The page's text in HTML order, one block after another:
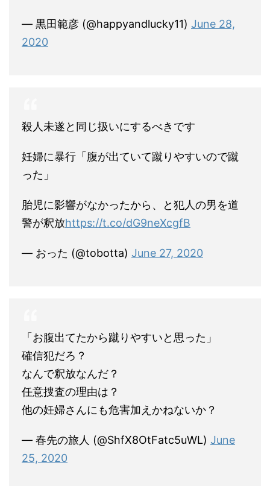
— 黒田範彦 (@happyandlucky11) June 28,
2020
殺人未遂と同じ扱いにするべきです
妊婦に暴行「腹が出ていて蹴りやすいので蹴
った」
胎児に影響がなかったから、と犯人の男を道
警が釈放https://t.co/dG9neXcgfB
— おった (@tobotta) June 27, 2020
「お腹出てたから蹴りやすいと思った」
確信犯だろ？
なんで釈放なんだ？
任意捜査の理由は？
他の妊婦さんにも危害加えかねないか？
— 春先の旅人 (@ShfX8OtFatc5uWL) June
25, 2020